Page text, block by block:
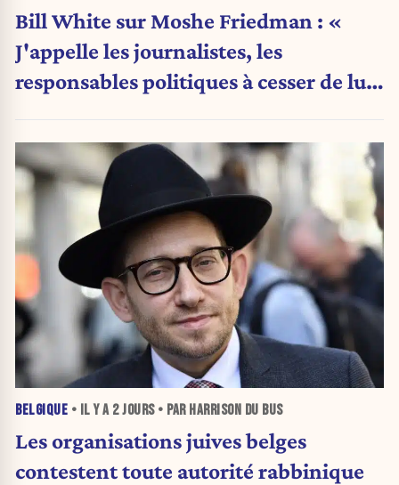
Bill White sur Moshe Friedman : «
J'appelle les journalistes, les
responsables politiques à cesser de lui
BELGIQUE • IL Y A 2 JOURS• PAR HARRISON DU BUS
Les organisations juives belges
contestent toute autorité rabbinique